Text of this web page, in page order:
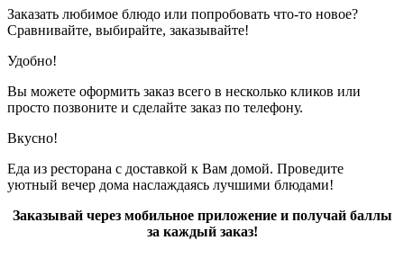
Заказать любимое блюдо или попробовать что-то новое?
Сравнивайте, выбирайте, заказывайте!
Удобно!
Вы можете оформить заказ всего в несколько кликов или
просто позвоните и сделайте заказ по телефону.
Вкусно!
Еда из ресторана с доставкой к Вам домой. Проведите
уютный вечер дома наслаждаясь лучшими блюдами!
Заказывай через мобильное приложение и получай баллы
за каждый заказ!